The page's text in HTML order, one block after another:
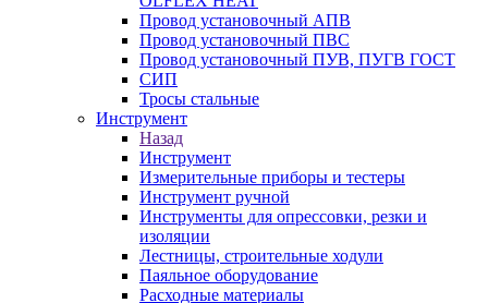
Провод установочный АПВ
Провод установочный ПВС
Провод установочный ПУВ, ПУГВ ГОСТ
СИП
Тросы стальные
Инструмент
Назад
Инструмент
Измерительные приборы и тестеры
Инструмент ручной
Инструменты для опрессовки, резки и
изоляции
Лестницы, строительные ходули
Паяльное оборудование
Расходные материалы